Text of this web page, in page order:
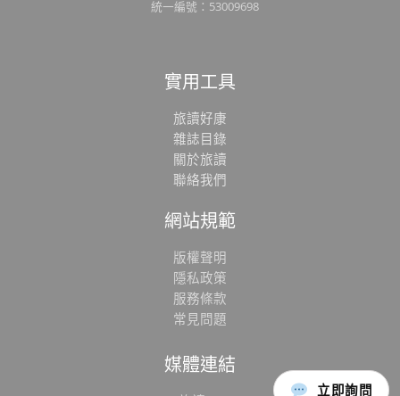
立即詢問
統一編號：53009698
實用工具
旅讀好康
雜誌目錄
關於旅讀
聯絡我們
網站規範
版權聲明
隱私政策
服務條款
常見問題
媒體連結